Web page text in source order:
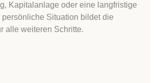
Kapitalanlage oder eine langfristige
persönliche Situation bildet die
alle weiteren Schritte.